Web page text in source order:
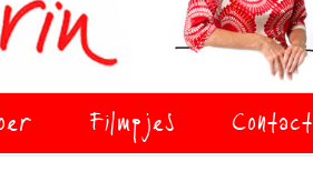
Filmpjes Contact